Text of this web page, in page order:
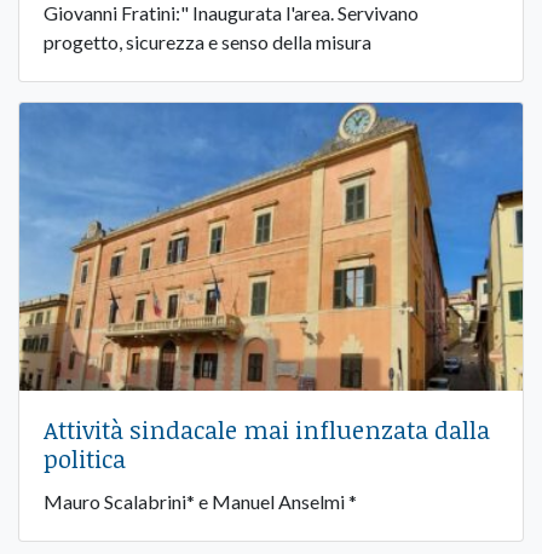
Giovanni Fratini:" Inaugurata l'area. Servivano
progetto, sicurezza e senso della misura
Attività sindacale mai influenzata dalla
politica
Mauro Scalabrini* e Manuel Anselmi *